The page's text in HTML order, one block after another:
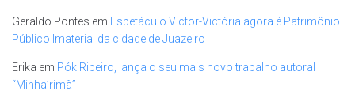
Geraldo Pontes em Espetáculo Victor-Victória agora é Patrimônio
Público Imaterial da cidade de Juazeiro
Erika em Pók Ribeiro, lança o seu mais novo trabalho autoral
“Minha’rimã”